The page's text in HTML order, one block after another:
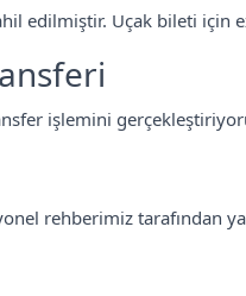
edilmiştir. Uçak bileti için
işlemini
rehberimiz tarafından